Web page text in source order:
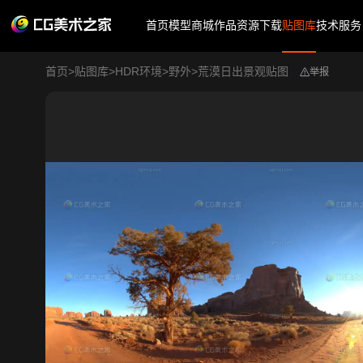
首页模型商城作品资源下载贴图库技术服务
首页>贴图库>HDR环境>野外>荒漠日出景观贴图 举报